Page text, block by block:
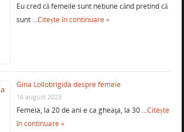
Eu cred că femeile sunt nebune când pretind că
sunt …Citește în continuare »
Gina Lollobrigida despre femeie
16 august 2023
Femeia, la 20 de ani e ca gheaţa, la 30 …Citește
în continuare »